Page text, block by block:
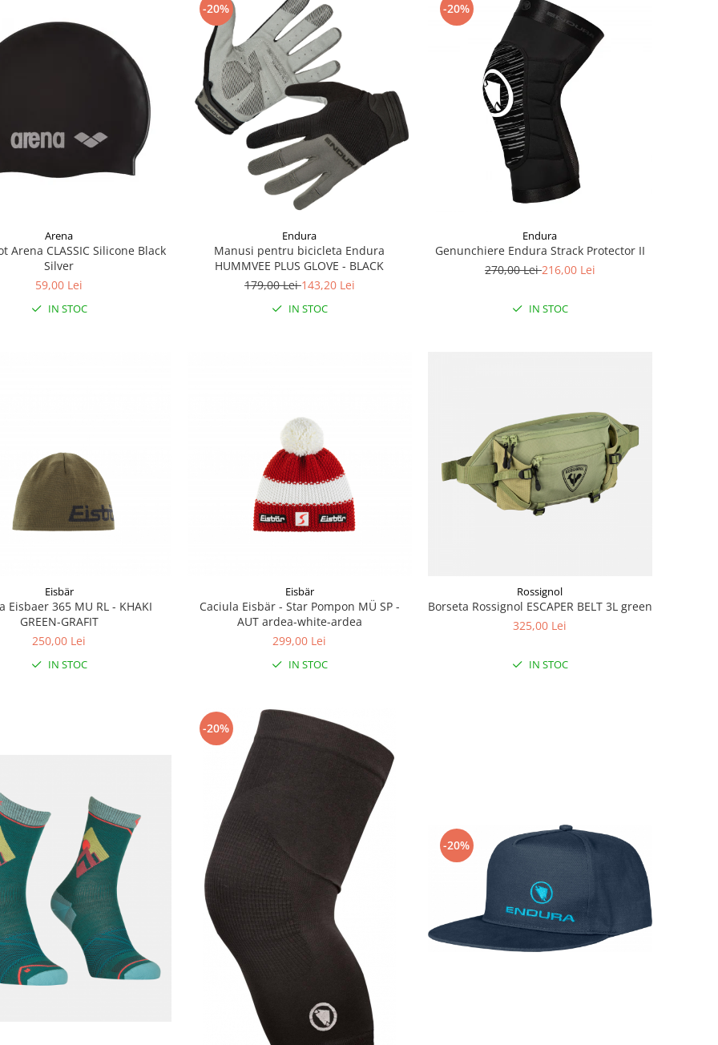
Arena
Arena CLASSIC Silicone Black
Silver
59,00 Lei
IN STOC
-20%
Endura
Manusi pentru bicicleta Endura
HUMMVEE PLUS GLOVE - BLACK
179,00 Lei143,20 Lei
IN STOC
-20%
Endura
Genunchiere Endura Strack Protector II
270,00 Lei216,00 Lei
IN STOC
Eisbär
Eisbaer 365 MU RL - KHAKI
GREEN-GRAFIT
250,00 Lei
IN STOC
Eisbär
Caciula Eisbär - Star Pompon MÜ SP -
AUT ardea-white-ardea
299,00 Lei
IN STOC
Rossignol
Borseta Rossignol ESCAPER BELT 3L green
325,00 Lei
IN STOC
-20%
-20%